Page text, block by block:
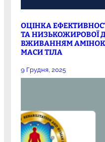
ОЦІНКА
ТА НИЗЬКОЖИРОВОЇ
ВЖИВАННЯМ
МАСИ ТІЛА
9 Грудня, 2025